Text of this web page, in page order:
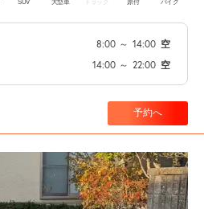
SUV 大型車 トラック 原付 バイク
8:00 ～ 14:00 空
14:00 ～ 22:00 空
予約へ